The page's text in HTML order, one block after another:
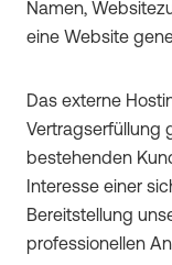
Namen,
eine Website
Das externe
Vertragserfüllung
bestehenden
Interesse einer
Bereitstellung
professionellen